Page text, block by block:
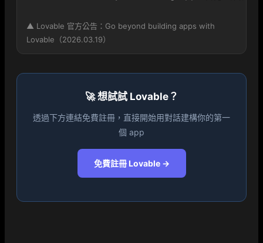
▲ Lovable 官方公告：Go beyond building apps with
Lovable（2026.03.19）
🚀 想試試 Lovable？
透過下方連結免費註冊，直接開始用對話建構你的第一
個 app
免費註冊 Lovable →